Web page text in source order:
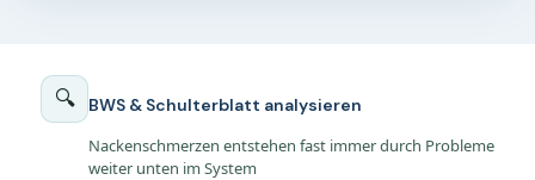
🔍
BWS & Schulterblatt analysieren
Nackenschmerzen entstehen fast immer durch Probleme
weiter unten im System